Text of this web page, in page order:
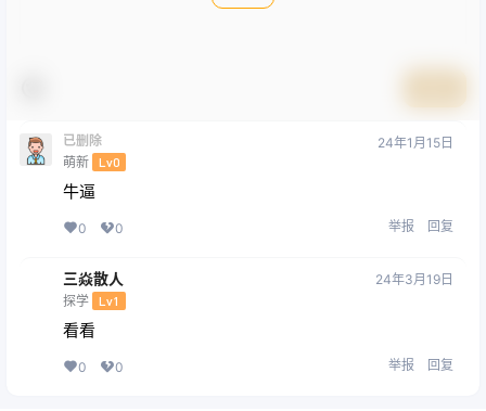
已删除
萌新 Lv0
24年1月15日
牛逼
0 0 举报 回复
三焱散人
探学 Lv1
24年3月19日
看看
0 0 举报 回复